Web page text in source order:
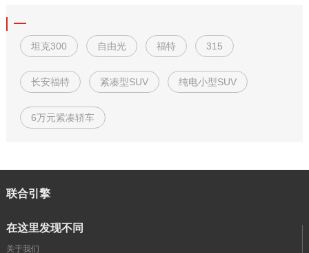
坦克300 自由光 福特 315
长安福特 紧凑型SUV 纯电小型SUV
6万元紧凑轿车
联合引擎
在这里发现不同
关于我们